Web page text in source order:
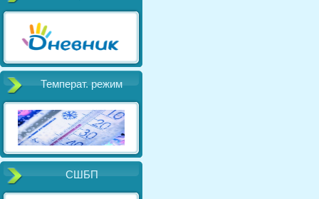
Температ. режим
СШБП